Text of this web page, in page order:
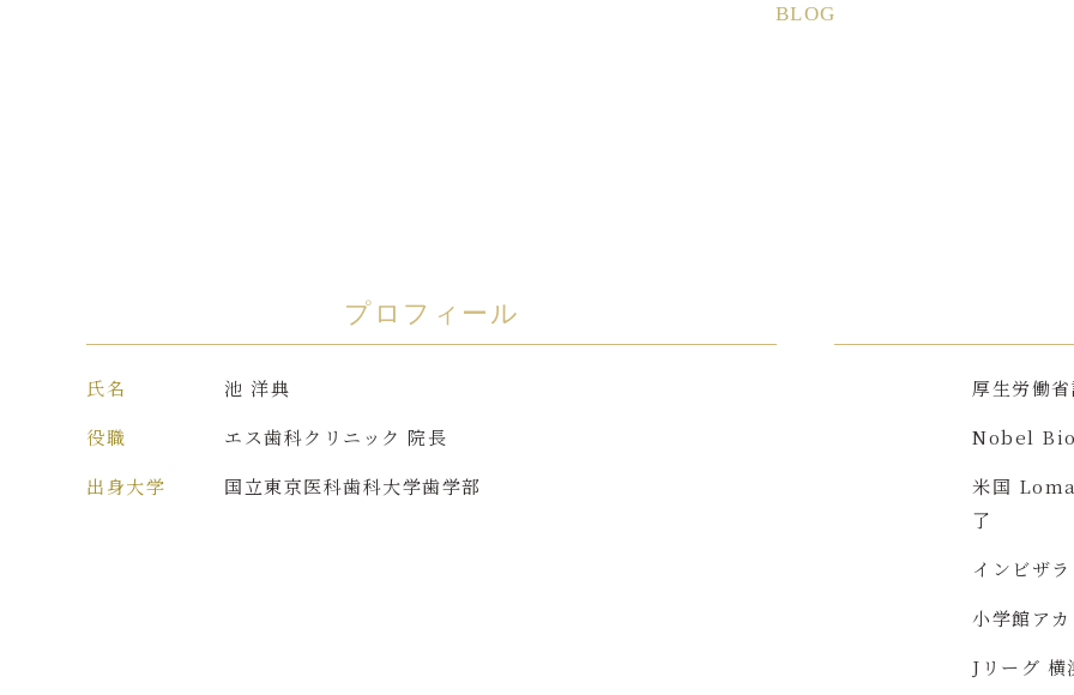
BLOG
プロフィール
氏名
池 洋典
役職
エス歯科クリニック 院長
出身大学
国立東京医科歯科大学歯学部
厚生労働
Nobel
米国
了
インビザ
小学館ア
Jリーグ